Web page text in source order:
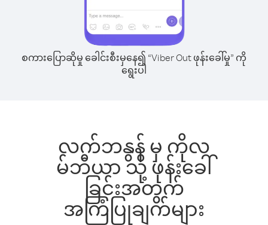
စကားပြောဆိုမှု ခေါင်းစီးမှနေ၍ “Viber Out ဖုန်းခေါ်မှု” ကို
ရွေးပါ
လက်ဘနွန် မှ ကိုလ
မ်ဘီယာ သို့ ဖုန်းခေါ်
ခြင်းအတွက်
အကြံပြုချက်များ